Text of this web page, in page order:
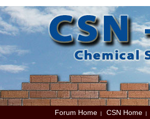
Forum Home | CSN Home